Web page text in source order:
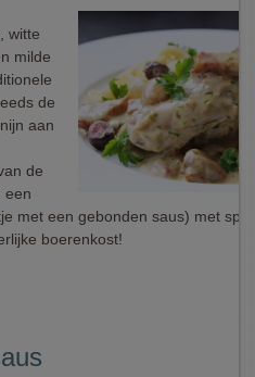
witte
milde
de
aan
de
een
met een gebonden saus) met
boerenkost!